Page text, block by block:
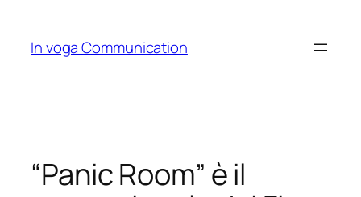
content
In voga Communication
“Panic Room” è il